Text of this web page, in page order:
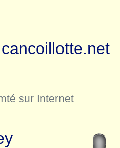
sur Internet